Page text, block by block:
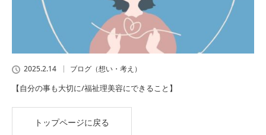
2025.2.14 ブログ（想い・考え）
【自分の事も大切に/福祉理美容にできること】
トップページに戻る